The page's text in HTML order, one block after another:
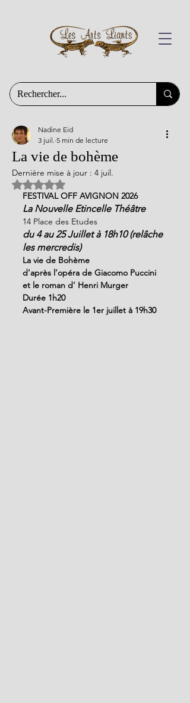
La vie de bohème
Nadine Eid
3 juil. 5 min de lecture
Dernière mise à jour : 4 juil.
Noté NaN étoiles sur 5.
FESTIVAL OFF AVIGNON 2026
La Nouvelle Etincelle Théâtre
14 Place des Etudes
du 4 au 25 Juillet à 18h10 (relâche
les mercredis)
La vie de Bohème
d’après l’opéra de Giacomo Puccini
et le roman d’ Henri Murger
Durée 1h20
Avant-Première le 1er juillet à 19h30